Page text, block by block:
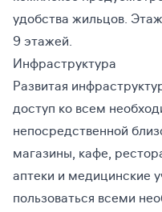
удобства жильцов.
9 этажей.
Инфраструктура
Развитая
доступ ко всем
непосредственной
магазины, кафе,
аптеки и медицинские
пользоваться всеми